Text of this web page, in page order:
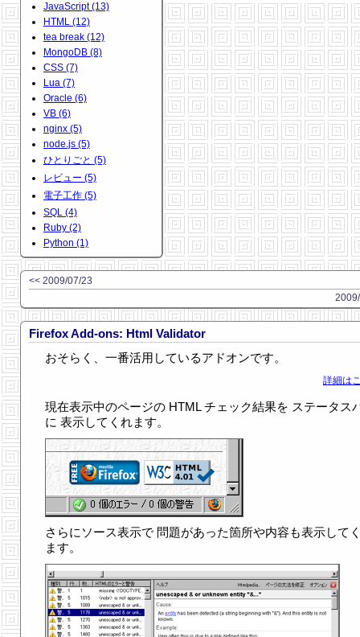
JavaScript (13)
HTML (12)
tea break (12)
MongoDB (8)
CSS (7)
Lua (7)
Oracle (6)
VB (6)
nginx (5)
node.js (5)
ひとりごと (5)
レビュー (5)
電子工作 (5)
SQL (4)
Ruby (2)
Python (1)
<< 2009/07/23
Firefox Add-ons: Html Validator
おそらく、一番活用しているアドオンです。
詳細は
現在表示中のページの HTML チェック結果を ステータス
に 表示してくれます。
さらにソース表示で 問題があった箇所や内容も表示して
ます。